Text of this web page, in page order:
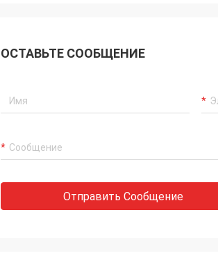
ОСТАВЬТЕ СООБЩЕНИЕ
Отправить Сообщение